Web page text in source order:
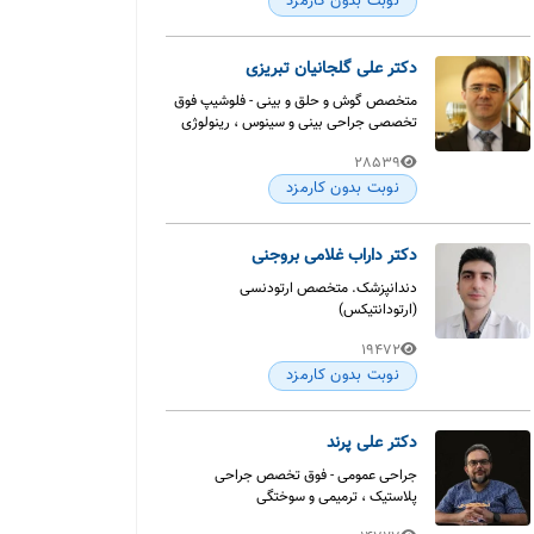
دکتر علی گلجانیان تبریزی
متخصص گوش و حلق و بینی - فلوشیپ فوق
تخصصی جراحی بینی و سینوس ، رینولوژی
28539
نوبت بدون کارمزد
دکتر داراب غلامی بروجنی
دندانپزشک. متخصص ارتودنسی
(ارتودانتیکس)
19472
نوبت بدون کارمزد
دکتر علی پرند
جراحی عمومی - فوق تخصص جراحی
پلاستیک ، ترمیمی و سوختگی